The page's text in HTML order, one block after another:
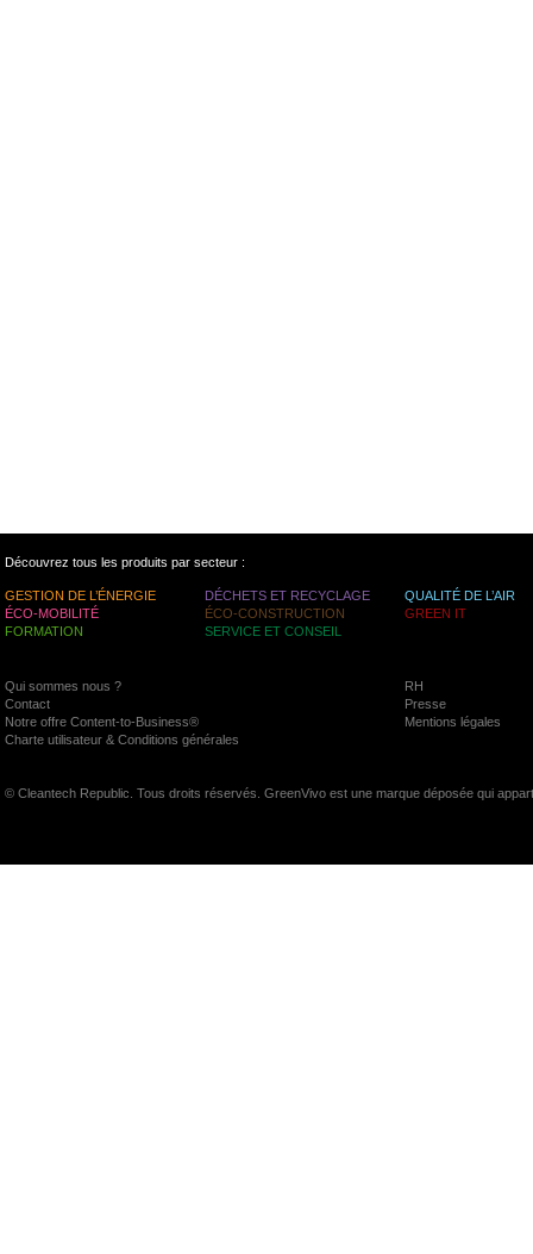
Découvrez tous les produits par secteur :
GESTION DE L’ÉNERGIE DÉCHETS ET RECYCLAGE
QUALITÉ DE L’AIR
ÉCO-MOBILITÉ
ÉCO-CONSTRUCTION
GREEN IT
FORMATION
SERVICE ET CONSEIL
Qui sommes nous ?
RH
Contact
Presse
Notre offre Content-to-Business®
Mentions légales
Charte utilisateur & Conditions générales
© Cleantech Republic. Tous droits réservés. GreenVivo est une marque déposée qui